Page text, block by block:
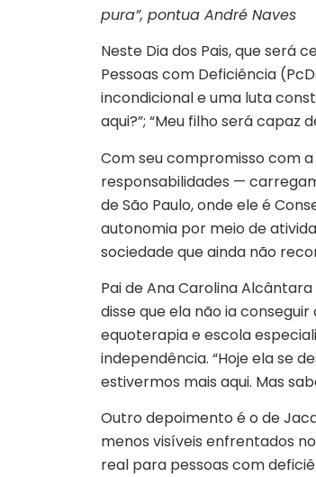
pura”, pontua André Naves
Neste Dia dos Pais, que será
Pessoas com Deficiência
incondicional e uma luta
aqui?”; “Meu filho será capaz
Com seu compromisso com a
responsabilidades —
de São Paulo, onde ele é
autonomia por meio de
sociedade que ainda não
Pai de Ana Carolina
disse que ela não ia
equoterapia e escola
independência. “Hoje ela se
estivermos mais aqui. Mas
Outro depoimento é o de
menos visíveis enfrentados
real para pessoas com